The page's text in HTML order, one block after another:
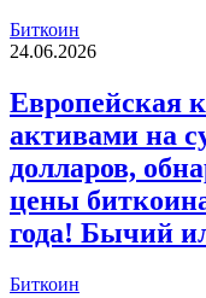
Биткоин
24.06.2026
Европейская
активами на
долларов,
цены
года! Бычий
Биткоин